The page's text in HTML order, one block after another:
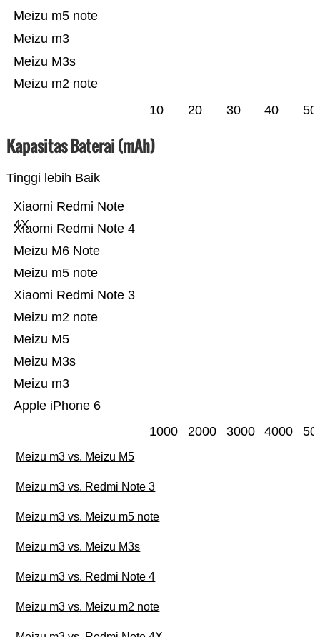
Meizu m2 note
Meizu M3s
Meizu m3
Meizu m5 note
10 20 30 40 50
Kapasitas Baterai (mAh)
Tinggi lebih Baik
Apple iPhone 6
Meizu m3
Meizu M3s
Meizu M5
Meizu m2 note
Xiaomi Redmi Note 3
Meizu m5 note
Meizu M6 Note
Xiaomi Redmi Note 4
Xiaomi Redmi Note
4X
1000 2000 3000 4000
Meizu m3 vs. Meizu M5
Meizu m3 vs. Redmi Note 3
Meizu m3 vs. Meizu m5 note
Meizu m3 vs. Meizu M3s
Meizu m3 vs. Redmi Note 4
Meizu m3 vs. Meizu m2 note